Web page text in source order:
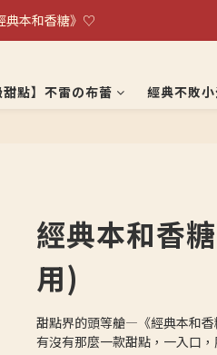
禮不雷の布蕾～
典本和香糖》♡
甜點】不雷の布蕾 經典不敗
經典本和香
用)
甜點界的頭等艙—《經典本和香
有沒有那麼一款甜點，一入口，